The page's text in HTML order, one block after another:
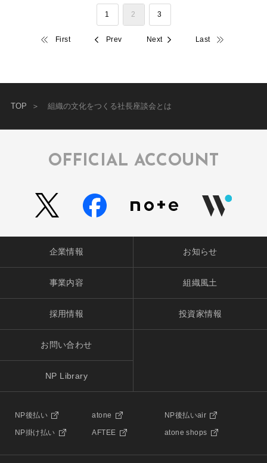
First Prev
1 2 3
Next Last
TOP 組織の文化をつくる社長座談会とは
OFFICIAL ACCOUNT
企業情報 お知らせ
事業内容 組織風土
採用情報 投資家情報
お問い合わせ
NP Library
NP後払い atone NP後払いair
NP掛け払い AFTEE atone shops